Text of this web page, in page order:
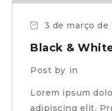
3 de março de
Black &
Post by in
Lorem ipsum
adipiscing elit.